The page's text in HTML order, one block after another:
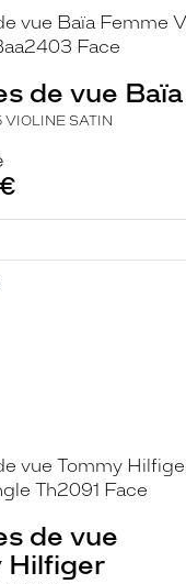
de vue Baïa
SATIN
de vue
Hilfiger